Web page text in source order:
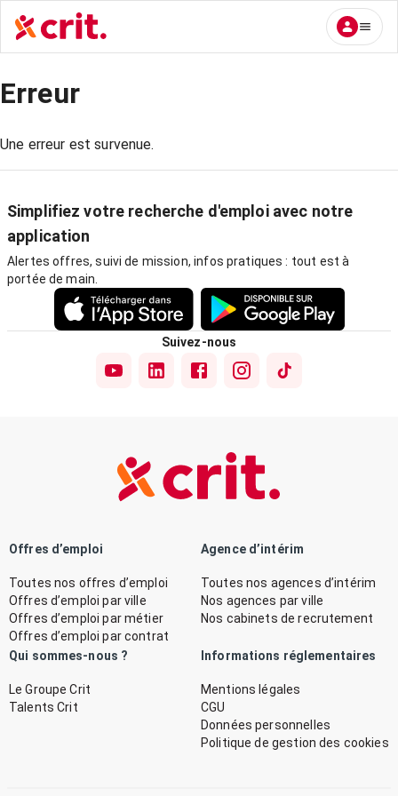
Erreur
Une erreur est survenue.
Simplifiez votre recherche d'emploi avec notre
application
Alertes offres, suivi de mission, infos pratiques : tout est à
portée de main.
Suivez-nous
Offres d’emploi
Toutes nos offres d’emploi
Offres d’emploi par ville
Offres d’emploi par métier
Offres d’emploi par contrat
Agence d’intérim
Toutes nos agences d’intérim
Nos agences par ville
Nos cabinets de recrutement
Qui sommes-nous ?
Le Groupe Crit
Talents Crit
Informations réglementaires
Mentions légales
CGU
Données personnelles
Politique de gestion des cookies